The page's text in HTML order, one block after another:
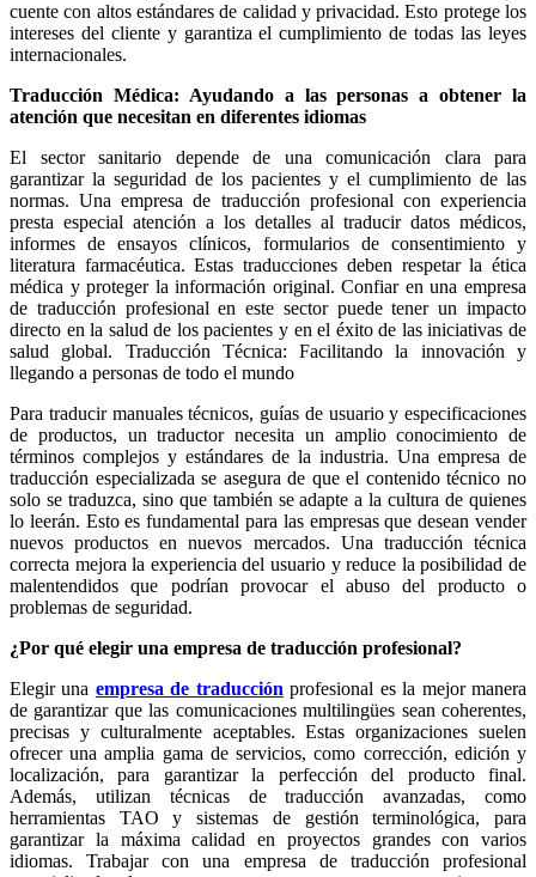
cuente con altos estándares de calidad y privacidad. Esto protege los
intereses del cliente y garantiza el cumplimiento de todas las leyes
internacionales.
Traducción Médica: Ayudando a las personas a obtener la
atención que necesitan en diferentes idiomas
El sector sanitario depende de una comunicación clara para
garantizar la seguridad de los pacientes y el cumplimiento de las
normas. Una empresa de traducción profesional con experiencia
presta especial atención a los detalles al traducir datos médicos,
informes de ensayos clínicos, formularios de consentimiento y
literatura farmacéutica. Estas traducciones deben respetar la ética
médica y proteger la información original. Confiar en una empresa
de traducción profesional en este sector puede tener un impacto
directo en la salud de los pacientes y en el éxito de las iniciativas de
salud global. Traducción Técnica: Facilitando la innovación y
llegando a personas de todo el mundo
Para traducir manuales técnicos, guías de usuario y especificaciones
de productos, un traductor necesita un amplio conocimiento de
términos complejos y estándares de la industria. Una empresa de
traducción especializada se asegura de que el contenido técnico no
solo se traduzca, sino que también se adapte a la cultura de quienes
lo leerán. Esto es fundamental para las empresas que desean vender
nuevos productos en nuevos mercados. Una traducción técnica
correcta mejora la experiencia del usuario y reduce la posibilidad de
malentendidos que podrían provocar el abuso del producto o
problemas de seguridad.
¿Por qué elegir una empresa de traducción profesional?
Elegir una empresa de traducción profesional es la mejor manera
de garantizar que las comunicaciones multilingües sean coherentes,
precisas y culturalmente aceptables. Estas organizaciones suelen
ofrecer una amplia gama de servicios, como corrección, edición y
localización, para garantizar la perfección del producto final.
Además, utilizan técnicas de traducción avanzadas, como
herramientas TAO y sistemas de gestión terminológica, para
garantizar la máxima calidad en proyectos grandes con varios
idiomas. Trabajar con una empresa de traducción profesional